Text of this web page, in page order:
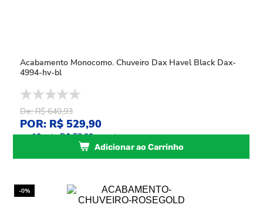
Acabamento Monocomo. Chuveiro Dax Havel Black Dax-
4994-hv-bl
De: R$ 640,93
POR: R$ 529,90
ou10xdeR$ 52,99sem juros
Adicionar ao Carrinho
-0%